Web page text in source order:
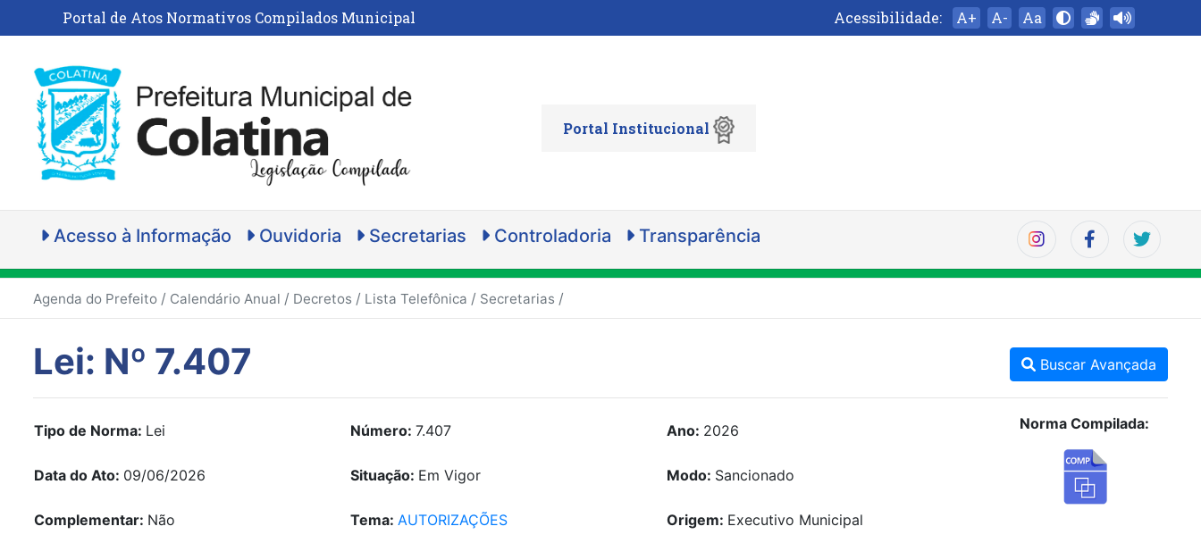
Portal de Atos Normativos Compilados Municipal Acessibilidade: A+ A- Aa
Portal Institucional
Acesso à Informação Ouvidoria Secretarias Controladoria Transparência
Agenda do Prefeito / Calendário Anual / Decretos / Lista Telefônica / Secretarias /
Lei: Nº 7.407 Buscar Avançada
Tipo de Norma: Lei Número: 7.407 Ano: 2026
Data do Ato: 09/06/2026 Situação: Em Vigor Modo: Sancionado
Complementar: Não Tema: AUTORIZAÇÕES Origem: Executivo Municipal
Norma Compilada: